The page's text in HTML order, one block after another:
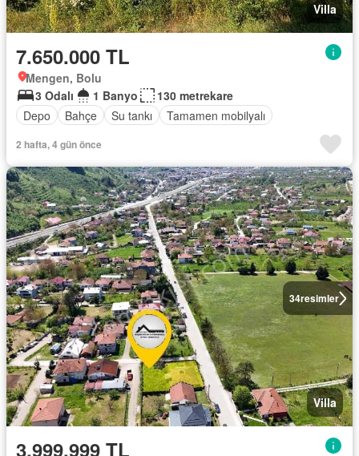
Villa
7.650.000 TL
Mengen, Bolu
3 Odalı
1 Banyo
130 metrekare
Depo
Bahçe Su tankı Tamamen mobilyalı
2 hafta, 4 gün önce
34resimler
Villa
3.999.999 TL